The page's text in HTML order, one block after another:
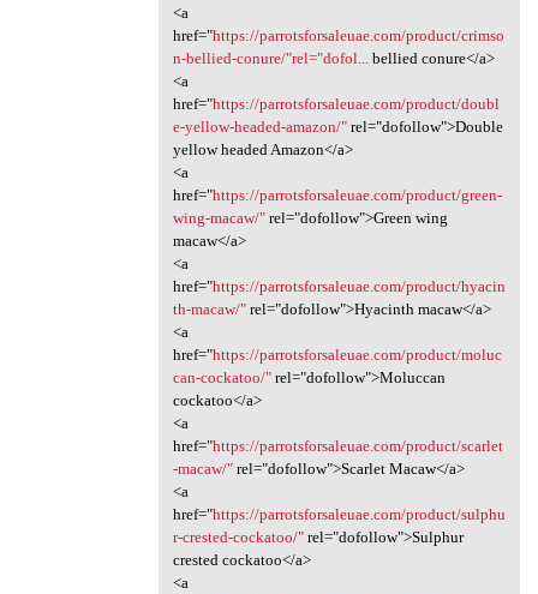
<a
href="https://parrotsforsaleuae.com/product/crimso
n-bellied-conure/"rel="dofol...
bellied conure</a>
<a
href="https://parrotsforsaleuae.com/product/doubl
e-yellow-headed-amazon/"rel="dofollow">Double
yellow headed Amazon</a>
<a
href="https://parrotsforsaleuae.com/product/green-
wing-macaw/"rel="dofollow">Green wing
macaw</a>
<a
href="https://parrotsforsaleuae.com/product/hyacin
th-macaw/"rel="dofollow">Hyacinth macaw</a>
<a
href="https://parrotsforsaleuae.com/product/moluc
can-cockatoo/"rel="dofollow">Moluccan
cockatoo</a>
<a
href="https://parrotsforsaleuae.com/product/scarlet
-macaw/"rel="dofollow">Scarlet Macaw</a>
<a
href="https://parrotsforsaleuae.com/product/sulphu
r-crested-cockatoo/"rel="dofollow">Sulphur
crested cockatoo</a>
<a